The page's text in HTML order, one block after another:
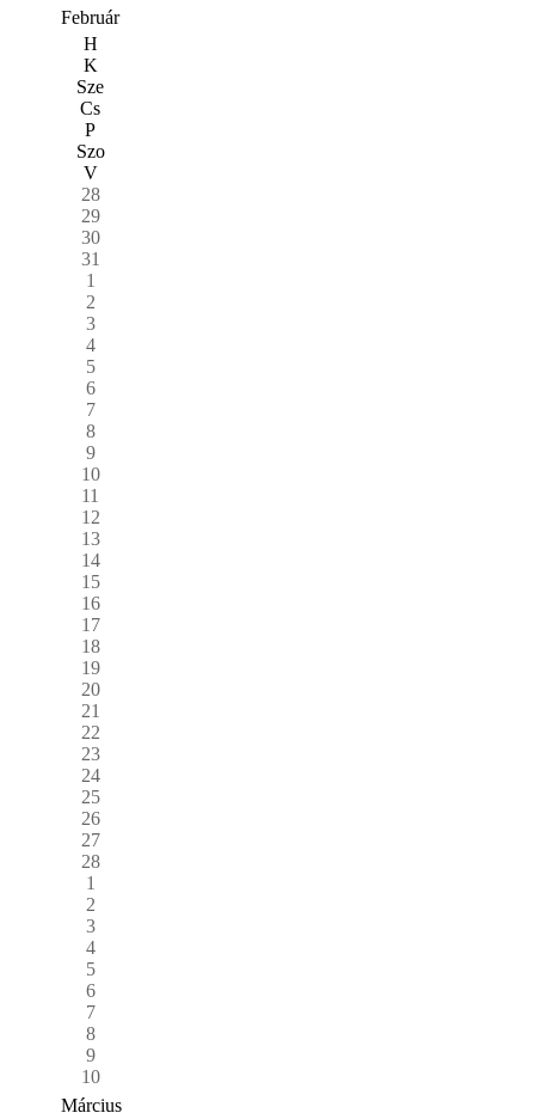
Február
H
K
Sze
Cs
P
Szo
V
28
29
30
31
1
2
3
4
5
6
7
8
9
10
11
12
13
14
15
16
17
18
19
20
21
22
23
24
25
26
27
28
1
2
3
4
5
6
7
8
9
10
Március